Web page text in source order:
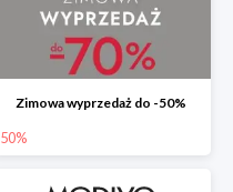
Zimowa wyprzedaż do -50%
50%